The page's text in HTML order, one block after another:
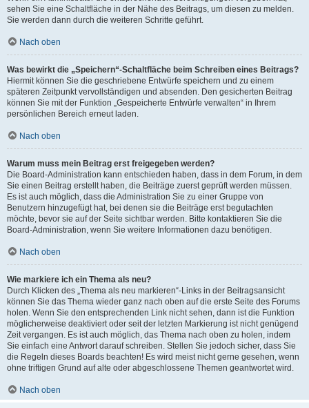
sehen Sie eine Schaltfläche in der Nähe des Beitrags, um diesen zu melden.
Sie werden dann durch die weiteren Schritte geführt.
Nach oben
Was bewirkt die „Speichern“-Schaltfläche beim Schreiben eines Beitrags?
Hiermit können Sie die geschriebene Entwürfe speichern und zu einem
späteren Zeitpunkt vervollständigen und absenden. Den gesicherten Beitrag
können Sie mit der Funktion „Gespeicherte Entwürfe verwalten“ in Ihrem
persönlichen Bereich erneut laden.
Nach oben
Warum muss mein Beitrag erst freigegeben werden?
Die Board-Administration kann entschieden haben, dass in dem Forum, in dem
Sie einen Beitrag erstellt haben, die Beiträge zuerst geprüft werden müssen.
Es ist auch möglich, dass die Administration Sie zu einer Gruppe von
Benutzern hinzugefügt hat, bei denen sie die Beiträge erst begutachten
möchte, bevor sie auf der Seite sichtbar werden. Bitte kontaktieren Sie die
Board-Administration, wenn Sie weitere Informationen dazu benötigen.
Nach oben
Wie markiere ich ein Thema als neu?
Durch Klicken des „Thema als neu markieren“-Links in der Beitragsansicht
können Sie das Thema wieder ganz nach oben auf die erste Seite des Forums
holen. Wenn Sie den entsprechenden Link nicht sehen, dann ist die Funktion
möglicherweise deaktiviert oder seit der letzten Markierung ist nicht genügend
Zeit vergangen. Es ist auch möglich, das Thema nach oben zu holen, indem
Sie einfach eine Antwort darauf schreiben. Stellen Sie jedoch sicher, dass Sie
die Regeln dieses Boards beachten! Es wird meist nicht gerne gesehen, wenn
ohne triftigen Grund auf alte oder abgeschlossene Themen geantwortet wird.
Nach oben